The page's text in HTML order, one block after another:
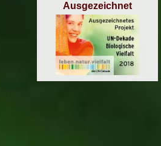
Ausgezeichnet